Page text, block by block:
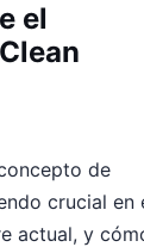
el
de
crucial en
actual, y